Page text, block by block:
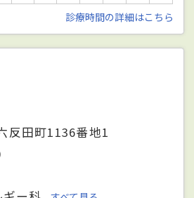
診療時間の詳細はこちら
反田町1136番地1